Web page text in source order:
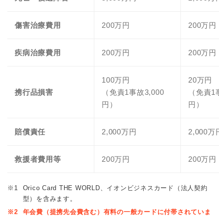
傷害治療費用 200万円 200万円
疾病治療費用 200万円 200万円
携行品損害
100万円
（免責1事故3,000
円）
20万円
（免責
円）
賠償責任 2,000万円 2,000万
救援者費用等 200万円 200万円
※1
Orico Card THE WORLD、イオンビジネスカード（法人契約
型）を含みます。
※2
年会費（提携先会費含む）有料の一般カードに付帯されていま